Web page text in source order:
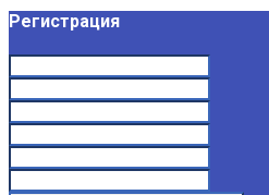
Регистрация